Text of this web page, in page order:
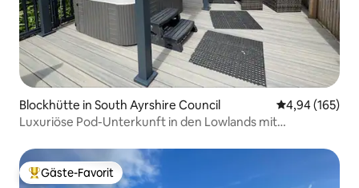
Blockhütte in South Ayrshire Council
4,94 (165)
Luxuriöse Pod-Unterkunft in den Lowlands mit
Beliebter Gäste-Favorit.
Gäste-Favorit